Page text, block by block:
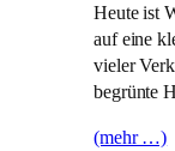
Heute ist
auf eine
vieler
begrünte
(mehr …)